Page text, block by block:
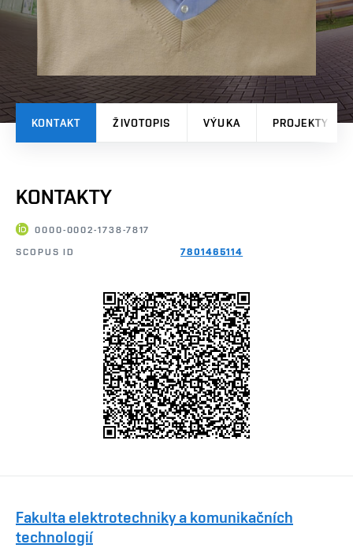
KONTAKT ŽIVOTOPIS VÝUKA PROJEKTY
KONTAKTY
0000-0002-1738-7817
SCOPUS ID 7801465114
Fakulta elektrotechniky a komunikačních
technologií